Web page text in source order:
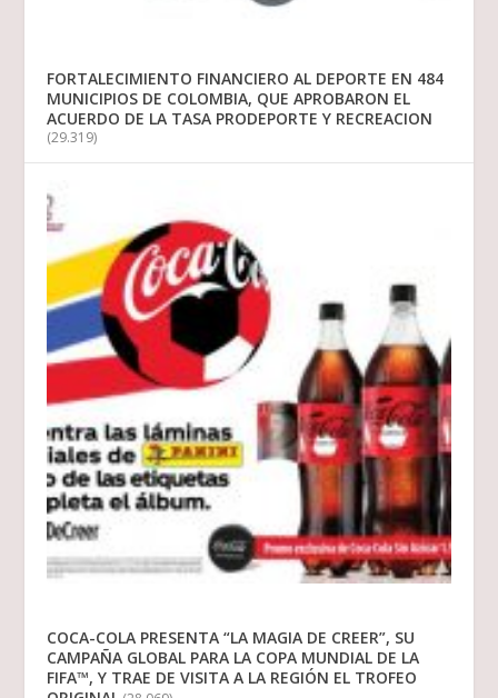
FORTALECIMIENTO FINANCIERO AL DEPORTE EN 484
MUNICIPIOS DE COLOMBIA, QUE APROBARON EL
ACUERDO DE LA TASA PRODEPORTE Y RECREACION
(29.319)
COCA-COLA PRESENTA “LA MAGIA DE CREER”, SU
CAMPAÑA GLOBAL PARA LA COPA MUNDIAL DE LA
FIFA™, Y TRAE DE VISITA A LA REGIÓN EL TROFEO